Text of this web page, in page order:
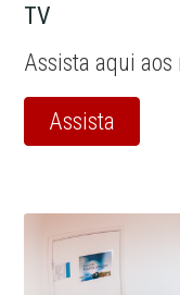
TV
Assista aqui
Assista